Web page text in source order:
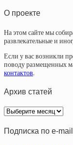
О проекте
На этом сайте мы
развлекательные и
Если у вас возникли
поводу размещенных
контактов.
Архив статей
Архив
статей
Подписка по e-mail